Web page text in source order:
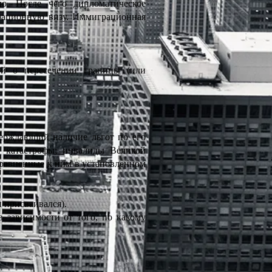
После чего дипломатическое
визу. Иммиграционная
о пересечении границы (или
наличие льгот по его
катастрофы; инвалиды Великой
к ним в установленном
от того, по какому